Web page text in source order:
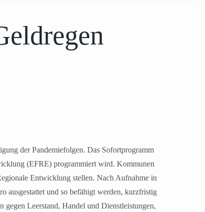
der Pandemiefolgen. Das Sofortprogramm
(EFRE) programmiert wird. Kommunen
Entwicklung stellen. Nach Aufnahme in
ausgestattet und so befähigt werden, kurzfristig
gegen Leerstand, Handel und Dienstleistungen,